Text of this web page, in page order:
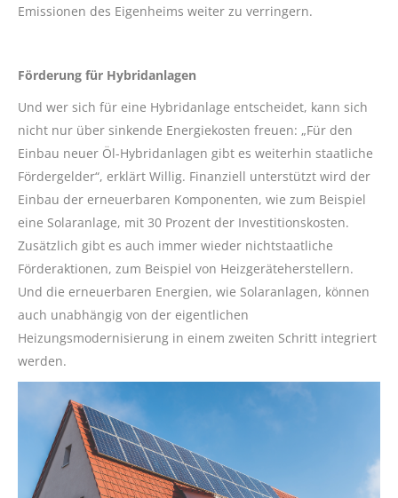
Emissionen des Eigenheims weiter zu verringern.
Förderung für Hybridanlagen
Und wer sich für eine Hybridanlage entscheidet, kann sich
nicht nur über sinkende Energiekosten freuen: „Für den
Einbau neuer Öl-Hybridanlagen gibt es weiterhin staatliche
Fördergelder“, erklärt Willig. Finanziell unterstützt wird der
Einbau der erneuerbaren Komponenten, wie zum Beispiel
eine Solaranlage, mit 30 Prozent der Investitionskosten.
Zusätzlich gibt es auch immer wieder nichtstaatliche
Förderaktionen, zum Beispiel von Heizgeräteherstellern.
Und die erneuerbaren Energien, wie Solaranlagen, können
auch unabhängig von der eigentlichen
Heizungsmodernisierung in einem zweiten Schritt integriert
werden.